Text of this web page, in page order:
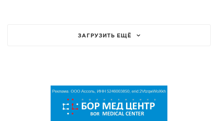
ЗАГРУЗИТЬ ЕЩЁ